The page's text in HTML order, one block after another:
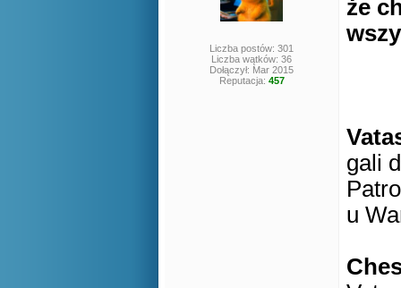
Liczba postów: 301
Liczba wątków: 36
Dołączył: Mar 2015
Reputacja: 457
że
gali
u